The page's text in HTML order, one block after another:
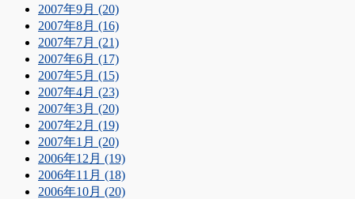
2007年9月 (20)
2007年8月 (16)
2007年7月 (21)
2007年6月 (17)
2007年5月 (15)
2007年4月 (23)
2007年3月 (20)
2007年2月 (19)
2007年1月 (20)
2006年12月 (19)
2006年11月 (18)
2006年10月 (20)